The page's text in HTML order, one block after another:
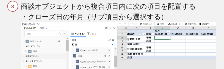
商談オブジェクトから複合項目内に次の項目を配置する
・クローズ日の年月（サブ項目から選択する）